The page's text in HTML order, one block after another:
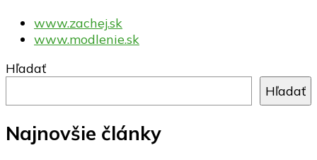
www.zachej.sk
www.modlenie.sk
Hľadať
Hľadať
Najnovšie články